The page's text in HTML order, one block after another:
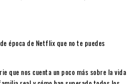
que nos cuenta un poco más sobre la vida